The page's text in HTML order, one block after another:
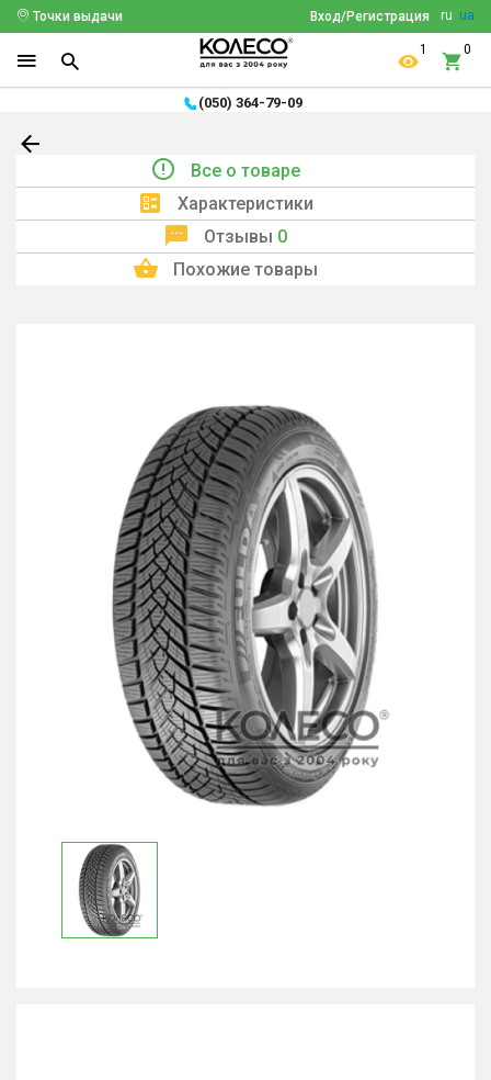
ru ua
Вход/Регистрация
Точки выдачи
1 0
(050) 364-79-09
Все о товаре
Характеристики
Отзывы 0
Похожие товары